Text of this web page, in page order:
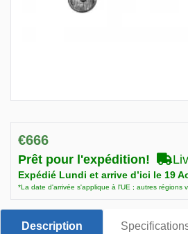
€666
Prêt pour l'expédition!
Expédié Lundi et arrive d’ici le 19
*La date d'arrivée s'applique à l'UE ; autres régions
Description